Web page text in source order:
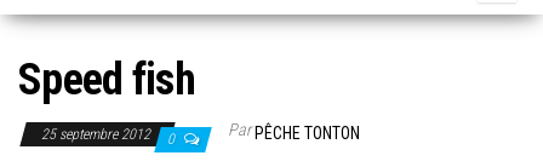
Baie de
Speed fish
25 septembre 2012 0 ParPÊCHE TONTON